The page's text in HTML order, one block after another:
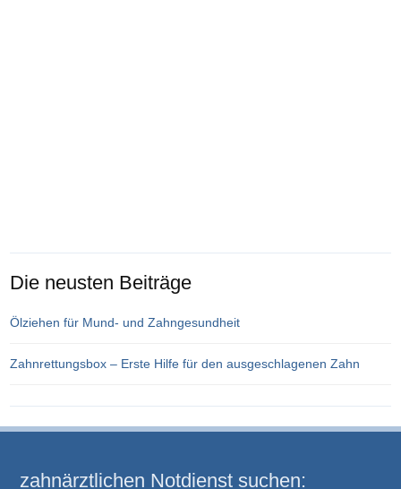
Die neusten Beiträge
Ölziehen für Mund- und Zahngesundheit
Zahnrettungsbox – Erste Hilfe für den ausgeschlagenen Zahn
zahnärztlichen Notdienst suchen: